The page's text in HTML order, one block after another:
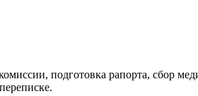
подготовка рапорта, сбор